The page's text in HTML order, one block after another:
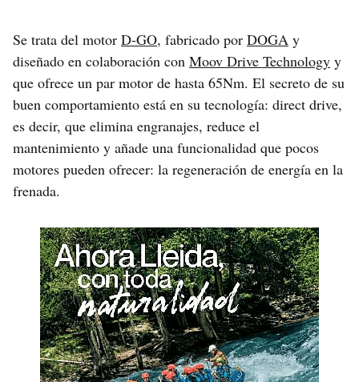
Se trata del motor D-GO, fabricado por DOGA y
diseñado en colaboración con Moov Drive Technology y
que ofrece un par motor de hasta 65Nm. El secreto de su
buen comportamiento está en su tecnología: direct drive,
es decir, que elimina engranajes, reduce el
mantenimiento y añade una funcionalidad que pocos
motores pueden ofrecer: la regeneración de energía en la
frenada.